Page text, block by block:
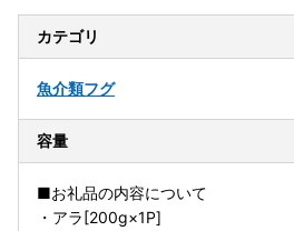
カテゴリ
魚介類フグ
容量
■お礼品の内容について
・アラ[200g×1P]